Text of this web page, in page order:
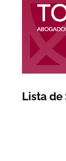
Lista de